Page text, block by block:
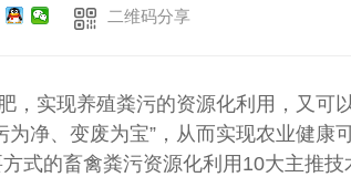
二维码分享
，实现养殖粪污的资源化利用，又可
净、变废为宝”，从而实现农业健康
式的畜禽粪污资源化利用10大主推技